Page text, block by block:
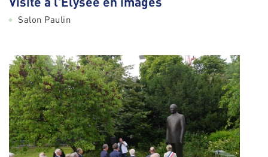
Salon Paulin